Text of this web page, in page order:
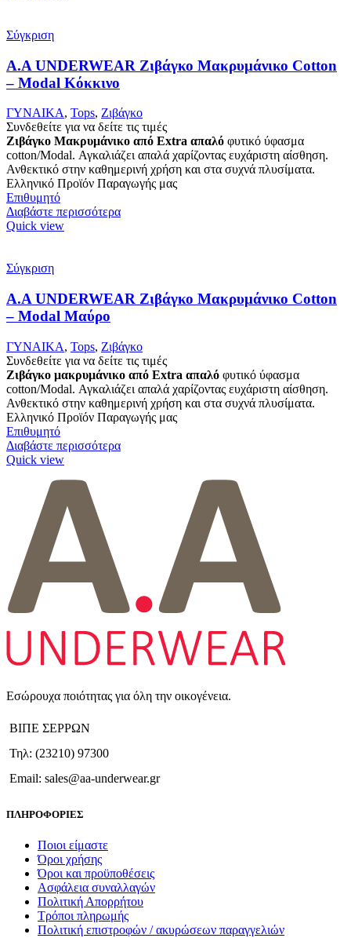
Σύγκριση
Α.A UNDERWEAR Ζιβάγκο Μακρυμάνικο Cotton
– Modal Κόκκινο
ΓΥΝΑΙΚΑ, Tops, Ζιβάγκο
Συνδεθείτε για να δείτε τις τιμές
Ζιβάγκο Μακρυμάνικο από Extra απαλό φυτικό ύφασμα
cotton/Modal. Αγκαλιάζει απαλά χαρίζοντας ευχάριστη αίσθηση.
Ανθεκτικό στην καθημερινή χρήση και στα συχνά πλυσίματα.
Ελληνικό Προϊόν Παραγωγής μας
Επιθυμητό
Διαβάστε περισσότερα
Quick view
Σύγκριση
Α.A UNDERWEAR Ζιβάγκο Μακρυμάνικο Cotton
– Modal Μαύρο
ΓΥΝΑΙΚΑ, Tops, Ζιβάγκο
Συνδεθείτε για να δείτε τις τιμές
Ζιβάγκο μακρυμάνικο από Extra απαλό φυτικό ύφασμα
cotton/Modal. Αγκαλιάζει απαλά χαρίζοντας ευχάριστη αίσθηση.
Ανθεκτικό στην καθημερινή χρήση και στα συχνά πλυσίματα.
Ελληνικό Προϊόν Παραγωγής μας
Επιθυμητό
Διαβάστε περισσότερα
Quick view
Εσώρουχα ποιότητας για όλη την οικογένεια.
ΒΙΠΕ ΣΕΡΡΩΝ
Τηλ: (23210) 97300
Email: sales@aa-underwear.gr
ΠΛΗΡΟΦΟΡΙΕΣ
Ποιοι είμαστε
Όροι χρήσης
Όροι και προϋποθέσεις
Ασφάλεια συναλλαγών
Πολιτική Απορρήτου
Τρόποι πληρωμής
Πολιτική επιστροφών / ακυρώσεων παραγγελιών